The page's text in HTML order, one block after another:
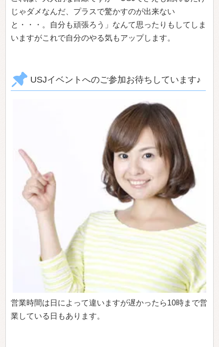
じゃダメなんだ、プラスで驚かすのが出来ない
と・・・。自分も頑張ろう」なんて思ったりもしてしま
いますがこれで自分のやる気もアップします。
USJイベントへのご参加お待ちしています♪
営業時間は日によって違いますが遅かったら10時まで営
業している日もあります。